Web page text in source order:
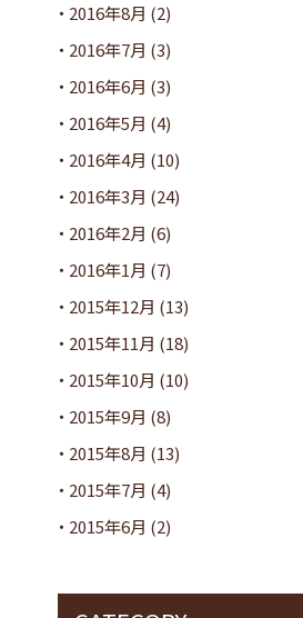
2016年8月 (2)
2016年7月 (3)
2016年6月 (3)
2016年5月 (4)
2016年4月 (10)
2016年3月 (24)
2016年2月 (6)
2016年1月 (7)
2015年12月 (13)
2015年11月 (18)
2015年10月 (10)
2015年9月 (8)
2015年8月 (13)
2015年7月 (4)
2015年6月 (2)